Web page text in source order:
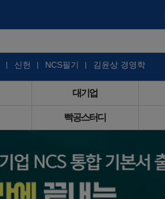
신헌 NCS필기 김윤상 경영학
대기업
빡공스터디